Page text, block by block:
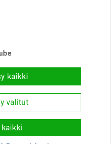
·
kaikki
valitut
kaikki